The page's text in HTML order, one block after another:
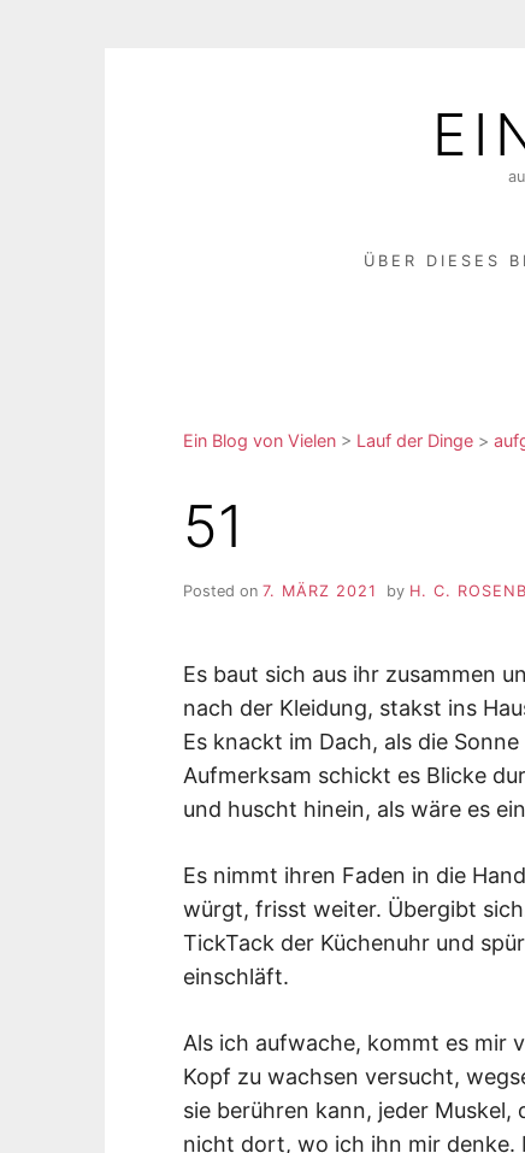
ÜBER DIESES
Ein Blog von Vielen > Lauf der Dinge >
51
Posted on 7. MÄRZ 2021 by H. C.
Es baut sich aus ihr zusammen
nach der Kleidung, stakst ins
Es knackt im Dach, als die
Aufmerksam schickt es Blicke
und huscht hinein, als wäre es
Es nimmt ihren Faden in die
würgt, frisst weiter. Übergibt
TickTack der Küchenuhr und
einschläft.
Als ich aufwache, kommt es mir
Kopf zu wachsen versucht,
sie berühren kann, jeder
nicht dort, wo ich ihn mir denke.